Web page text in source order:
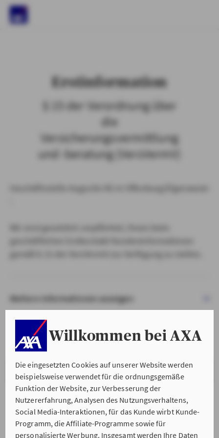
Willkommen bei AXA
Die eingesetzten Cookies auf unserer Website werden
beispielsweise verwendet für die ordnungsgemäße
Funktion der Website, zur Verbesserung der
Nutzererfahrung, Analysen des Nutzungsverhaltens,
Social Media-Interaktionen, für das Kunde wirbt Kunde-
Programm, die Affiliate-Programme sowie für
personalisierte Werbung. Insgesamt werden Ihre Daten
Erstinformation
§ 15 der Verordnung über
die
Versicherungsvermittlung
und -beratung (VersVermV)
Weitere Informationen anzeigen
VERSTANDEN & WEITER